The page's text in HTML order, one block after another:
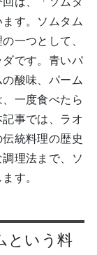
す。ソムタム
一つとして、
です。青いパ
酸味、パーム
一度食べたら
事では、ラオ
統料理の歴史
理法まで、ソ
す。
という料